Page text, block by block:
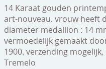
14 Karaat gouden
art-nouveau. vrouw heeft
diameter medaillon : 14
vermoedelijk gemaakt
1900. verzending
Tremelo